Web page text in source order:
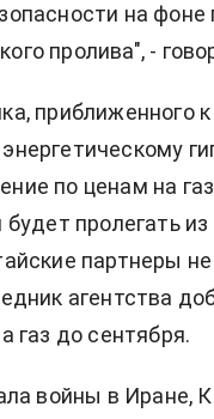
на
пролива", -
приближенного
по ценам на
пролегать
партнеры
агентства
газ до сентября.
войны в Иране,